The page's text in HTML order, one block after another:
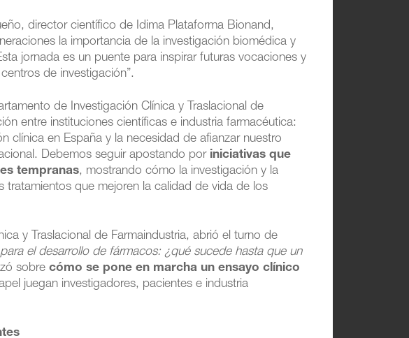
director científico de Idima Plataforma Bionand,
la importancia de la investigación biomédica y
jornada es un puente para inspirar futuras vocaciones y
de investigación”.
de Investigación Clínica y Traslacional de
entre instituciones científicas e industria farmacéutica:
clínica en España y la necesidad de afianzar nuestro
Debemos seguir apostando por iniciativas que
tempranas, mostrando cómo la investigación y la
tratamientos que mejoren la calidad de vida de los
y Traslacional de Farmaindustria, abrió el turno de
el desarrollo de fármacos: ¿qué sucede hasta que un
sobrecómo se pone en marcha un ensayo clínico
juegan investigadores, pacientes e industria